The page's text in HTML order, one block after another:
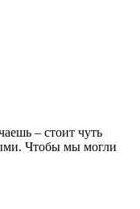
– стоит чуть
Чтобы мы могли